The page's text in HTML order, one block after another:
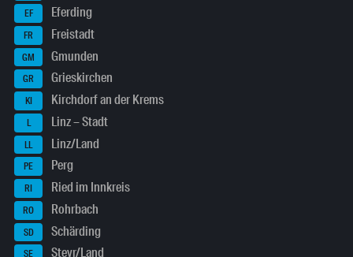
EF Eferding
FR Freistadt
GM Gmunden
GR Grieskirchen
KI Kirchdorf an der Krems
L Linz – Stadt
LL Linz/Land
PE Perg
RI Ried im Innkreis
RO Rohrbach
SD Schärding
SE Steyr/Land